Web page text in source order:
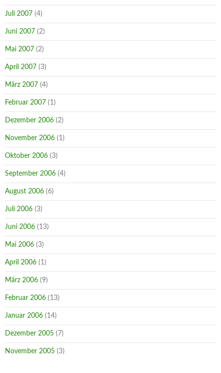
Juli 2007 (4)
Juni 2007 (2)
Mai 2007 (2)
April 2007 (3)
März 2007 (4)
Februar 2007 (1)
Dezember 2006 (2)
November 2006 (1)
Oktober 2006 (3)
September 2006 (4)
August 2006 (6)
Juli 2006 (3)
Juni 2006 (13)
Mai 2006 (3)
April 2006 (1)
März 2006 (9)
Februar 2006 (13)
Januar 2006 (14)
Dezember 2005 (7)
November 2005 (3)